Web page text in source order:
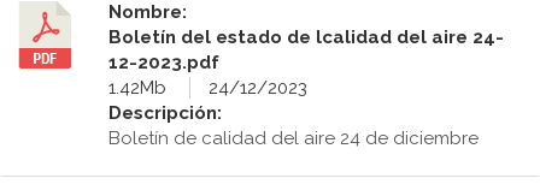
Nombre:
Boletín del estado de lcalidad del aire 24-
12-2023.pdf
1.42Mb
24/12/2023
Descripción:
Boletín de calidad del aire 24 de diciembre